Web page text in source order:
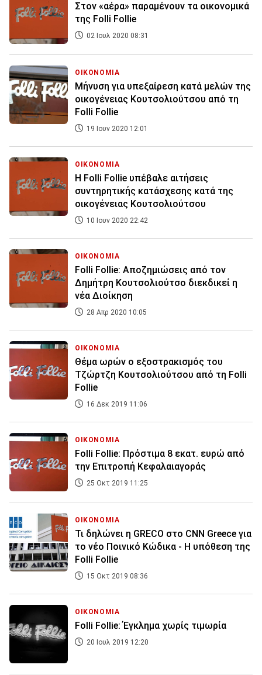
Στον «αέρα» παραμένουν τα οικονομικά
της Folli Follie
02 Ιουλ 2020 08:31
ΟΙΚΟΝΟΜΙΑ
Μήνυση για υπεξαίρεση κατά μελών της
οικογένειας Κουτσολιούτσου από τη
Folli Follie
19 Ιουν 2020 12:01
ΟΙΚΟΝΟΜΙΑ
Η Folli Follie υπέβαλε αιτήσεις
συντηρητικής κατάσχεσης κατά της
οικογένειας Κουτσολιούτσου
10 Ιουν 2020 22:42
ΟΙΚΟΝΟΜΙΑ
Folli Follie: Αποζημιώσεις από τον
Δημήτρη Κουτσολιούτσο διεκδικεί η
νέα Διοίκηση
28 Απρ 2020 10:05
ΟΙΚΟΝΟΜΙΑ
Θέμα ωρών ο εξοστρακισμός του
Τζώρτζη Κουτσολιούτσου από τη Folli
Follie
16 Δεκ 2019 11:06
ΟΙΚΟΝΟΜΙΑ
Folli Follie: Πρόστιμα 8 εκατ. ευρώ από
την Επιτροπή Κεφαλαιαγοράς
25 Οκτ 2019 11:25
ΟΙΚΟΝΟΜΙΑ
Τι δηλώνει η GRECO στο CNN Greece για
το νέο Ποινικό Κώδικα - Η υπόθεση της
Folli Follie
15 Οκτ 2019 08:36
ΟΙΚΟΝΟΜΙΑ
Folli Follie: Έγκλημα χωρίς τιμωρία
20 Ιουλ 2019 12:20